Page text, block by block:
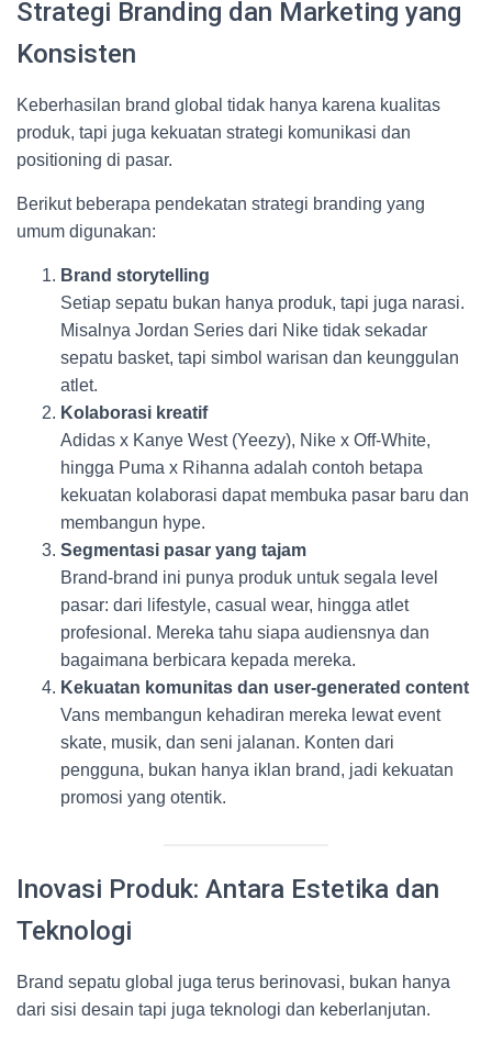
Strategi Branding dan Marketing yang
Konsisten
Keberhasilan brand global tidak hanya karena kualitas
produk, tapi juga kekuatan strategi komunikasi dan
positioning di pasar.
Berikut beberapa pendekatan strategi branding yang
umum digunakan:
Brand storytelling
Setiap sepatu bukan hanya produk, tapi juga narasi.
Misalnya Jordan Series dari Nike tidak sekadar
sepatu basket, tapi simbol warisan dan keunggulan
atlet.
Kolaborasi kreatif
Adidas x Kanye West (Yeezy), Nike x Off-White,
hingga Puma x Rihanna adalah contoh betapa
kekuatan kolaborasi dapat membuka pasar baru dan
membangun hype.
Segmentasi pasar yang tajam
Brand-brand ini punya produk untuk segala level
pasar: dari lifestyle, casual wear, hingga atlet
profesional. Mereka tahu siapa audiensnya dan
bagaimana berbicara kepada mereka.
Kekuatan komunitas dan user-generated content
Vans membangun kehadiran mereka lewat event
skate, musik, dan seni jalanan. Konten dari
pengguna, bukan hanya iklan brand, jadi kekuatan
promosi yang otentik.
Inovasi Produk: Antara Estetika dan
Teknologi
Brand sepatu global juga terus berinovasi, bukan hanya
dari sisi desain tapi juga teknologi dan keberlanjutan.